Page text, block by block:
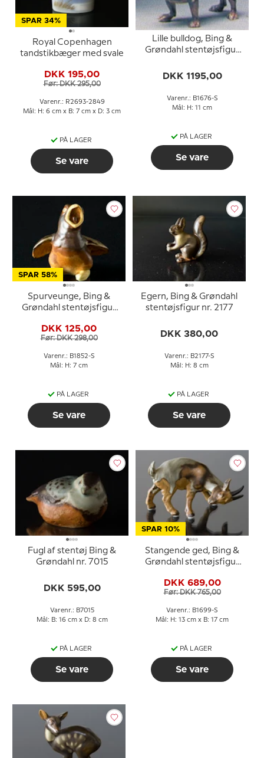
SPAR 34%
Royal Copenhagen
tandstikbæger med svale
DKK 195,00
Før: DKK 295,00
Varenr.: R2693-2849
Mål: H: 6 cm x B: 7 cm x D: 3 cm
PÅ LAGER
Se vare
Lille bulldog, Bing &
Grøndahl stentøjsfigur
DKK 1195,00
Varenr.: B1676-S
Mål: H: 11 cm
PÅ LAGER
Se vare
SPAR 58%
Spurveunge, Bing &
Grøndahl stentøjsfigur
DKK 125,00
Før: DKK 298,00
Varenr.: B1852-S
Mål: H: 7 cm
PÅ LAGER
Se vare
Egern, Bing & Grøndahl
stentøjsfigur nr. 2177
DKK 380,00
Varenr.: B2177-S
Mål: H: 8 cm
PÅ LAGER
Se vare
Fugl af stentøj Bing &
Grøndahl nr. 7015
DKK 595,00
Varenr.: B7015
Mål: B: 16 cm x D: 8 cm
PÅ LAGER
Se vare
SPAR 10%
Stangende ged, Bing &
Grøndahl stentøjsfigur
DKK 689,00
Før: DKK 765,00
Varenr.: B1699-S
Mål: H: 13 cm x B: 17 cm
PÅ LAGER
Se vare